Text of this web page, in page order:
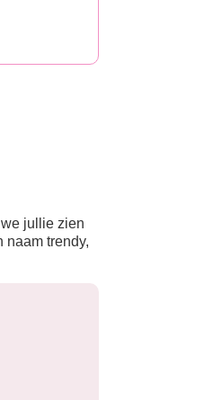
jullie zien
naam trendy,